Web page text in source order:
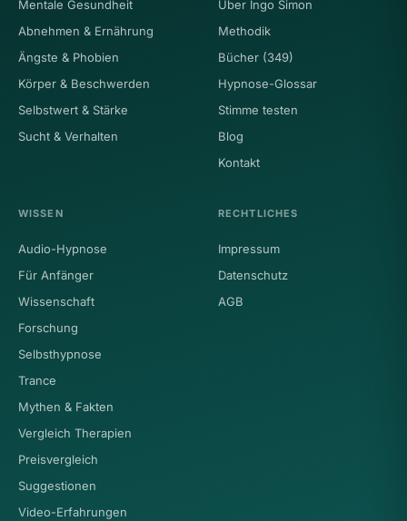
Mentale Gesundheit
Abnehmen & Ernährung
Ängste & Phobien
Körper & Beschwerden
Selbstwert & Stärke
Sucht & Verhalten
Über Ingo Simon
Methodik
Bücher (349)
Hypnose-Glossar
Stimme testen
Blog
Kontakt
WISSEN
Audio-Hypnose
Für Anfänger
Wissenschaft
Forschung
Selbsthypnose
Trance
Mythen & Fakten
Vergleich Therapien
Preisvergleich
Suggestionen
Video-Erfahrungen
RECHTLICHES
Impressum
Datenschutz
AGB